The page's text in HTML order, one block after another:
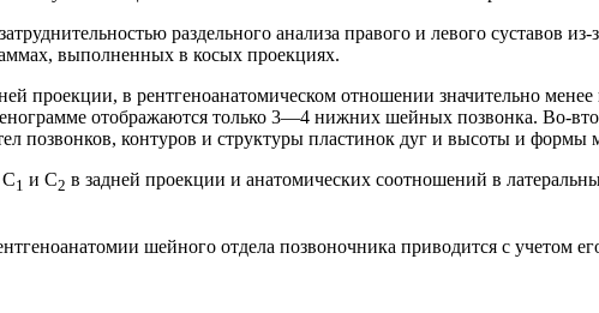
раздельного анализа правого и левого суставов
выполненных в косых проекциях.
проекции, в рентгеноанатомическом отношении значительно
отображаются только 3—4 нижних шейных позвонка. Во-
позвонков, контуров и структуры пластинок дуг и высоты и формы
С1 и С2 в задней проекции и анатомических соотношений в
шейного отдела позвоночника приводится с учетом